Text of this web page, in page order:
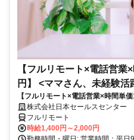
【フルリモート×電話営
円】 <ママさん、未経験
で家庭と仕事の両立を実現
【フルリモート×電話営業×時間単
あり】 ＜ママさん、未経験活躍中
両立を実現
株式会社日本セールスセンター
フルリモート
時給1,400円～2,000円